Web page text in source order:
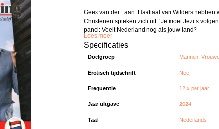
Gees van der Laan: Haattaal van Wilders hebben
Christenen spreken zich uit: ‘Je moet Jezus
panel: Voelt Nederland nog als jouw land?
Lees meer
Specificaties
Doelgroep Mannen ,
Erotisch tijdschrift Nee
Frequentie 12 x per jaar
Jaar uitgave 2024
Taal Nederlands